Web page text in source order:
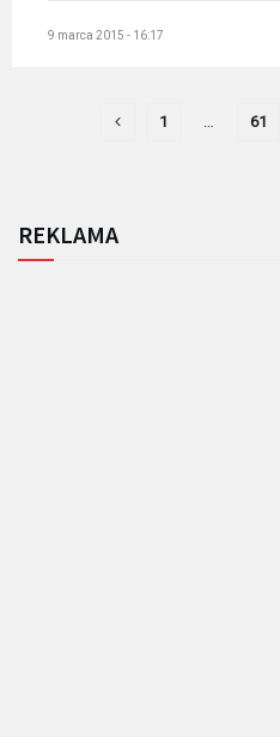
9 marca 2015 - 16:17
1 … 61
REKLAMA